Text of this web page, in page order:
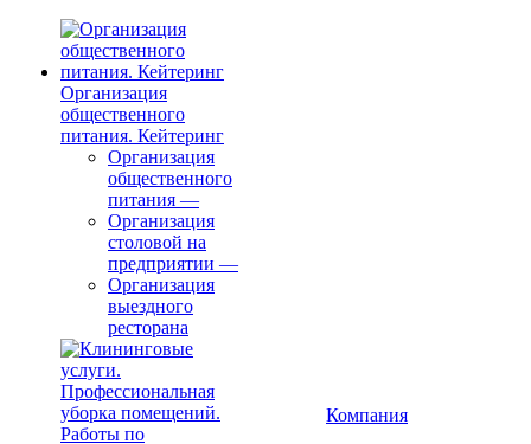
Организация
общественного
питания. Кейтеринг
Организация
общественного
питания —
Организация
столовой на
предприятии —
Организация
выездного
ресторана
Компания